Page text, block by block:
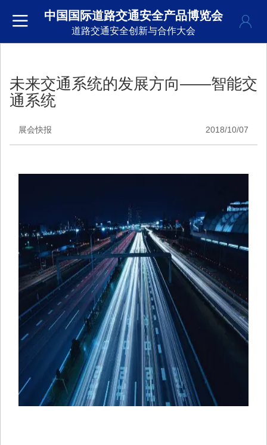
中国国际道路交通安全产品博览会
道路交通安全创新与合作大会
未来交通系统的发展方向——智能交
通系统
展会快报 2018/10/07